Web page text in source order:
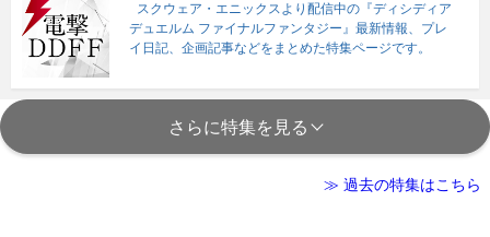
スクウェア・エニックスより配信中の『ディシディア
デュエルム ファイナルファンタジー』最新情報、プレ
イ日記、企画記事などをまとめた特集ページです。
さらに特集を見る
≫ 過去の特集はこちら